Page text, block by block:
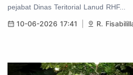
pejabat Dinas Teritorial Lanud RHF...
10-06-2026 17:41 R.